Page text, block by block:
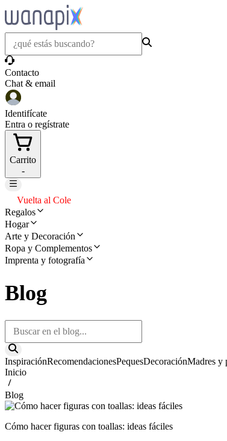
Contacto
Chat & email
Identifícate
Entra o regístrate
Carrito
-
Vuelta al Cole
Regalos
Hogar
Arte y Decoración
Ropa y Complementos
Imprenta y fotografía
Blog
InspiraciónRecomendacionesPequesDecoraciónMadres y
Inicio
Blog
Cómo hacer figuras con toallas: ideas fáciles